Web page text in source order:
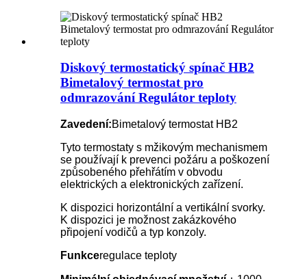
Diskový termostatický spínač HB2
Bimetalový termostat pro
odmrazování Regulátor teploty
Zavedení:Bimetalový termostat HB2
Tyto termostaty s mžikovým mechanismem
se používají k prevenci požáru a poškození
způsobeného přehřátím v obvodu
elektrických a elektronických zařízení.
K dispozici horizontální a vertikální svorky.
K dispozici je možnost zakázkového
připojení vodičů a typ konzoly.
Funkceregulace teploty